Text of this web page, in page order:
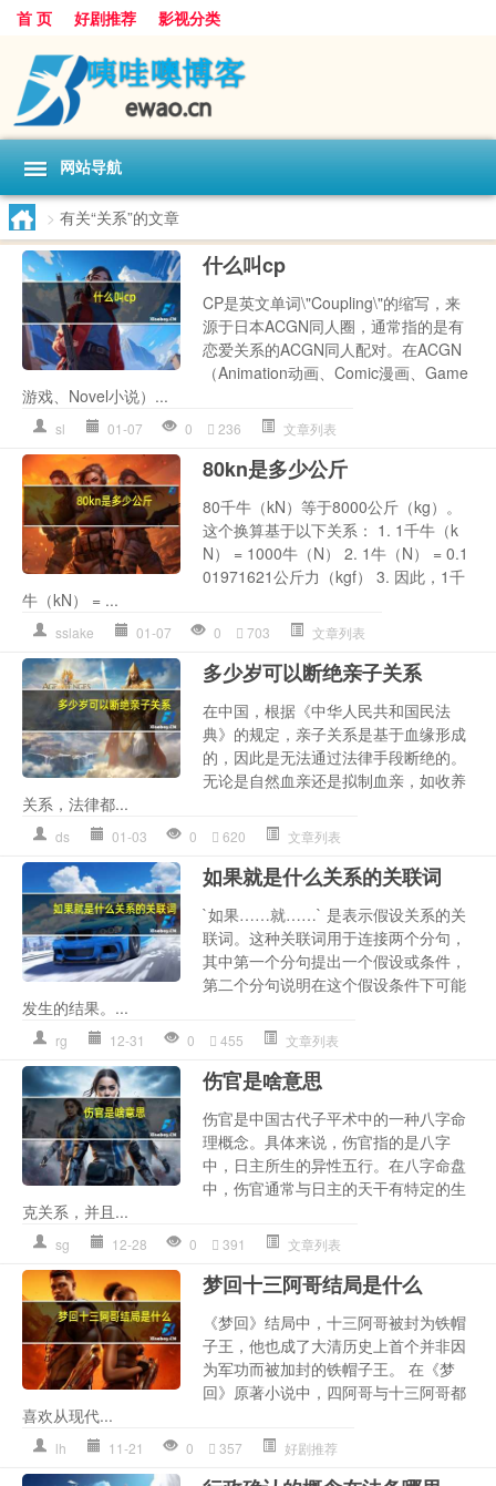
首 页 好剧推荐 影视分类
网站导航
> 有关“关系”的文章
什么叫cp
CP是英文单词\"Coupling\"的缩写，来
源于日本ACGN同人圈，通常指的是有
恋爱关系的ACGN同人配对。在ACGN
（Animation动画、Comic漫画、Game
游戏、Novel小说）...
sl 01-07 0 236 文章列表
80kn是多少公斤
80千牛（kN）等于8000公斤（kg）。
这个换算基于以下关系： 1. 1千牛（k
N） = 1000牛（N） 2. 1牛（N） = 0.1
01971621公斤力（kgf） 3. 因此，1千
牛（kN） = ...
sslake 01-07 0 703 文章列表
多少岁可以断绝亲子关系
在中国，根据《中华人民共和国民法
典》的规定，亲子关系是基于血缘形成
的，因此是无法通过法律手段断绝的。
无论是自然血亲还是拟制血亲，如收养
关系，法律都...
ds 01-03 0 620 文章列表
如果就是什么关系的关联词
`如果……就……` 是表示假设关系的关
联词。这种关联词用于连接两个分句，
其中第一个分句提出一个假设或条件，
第二个分句说明在这个假设条件下可能
发生的结果。...
rg 12-31 0 455 文章列表
伤官是啥意思
伤官是中国古代子平术中的一种八字命
理概念。具体来说，伤官指的是八字
中，日主所生的异性五行。在八字命盘
中，伤官通常与日主的天干有特定的生
克关系，并且...
sg 12-28 0 391 文章列表
梦回十三阿哥结局是什么
《梦回》结局中，十三阿哥被封为铁帽
子王，他也成了大清历史上首个并非因
为军功而被加封的铁帽子王。 在《梦
回》原著小说中，四阿哥与十三阿哥都
喜欢从现代...
lh 11-21 0 357 好剧推荐